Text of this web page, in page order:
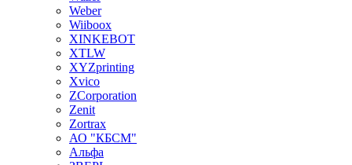
Weber
Wiiboox
XINKEBOT
XTLW
XYZprinting
Xvico
ZCorporation
Zenit
Zortrax
АО "КБСМ"
Альфа